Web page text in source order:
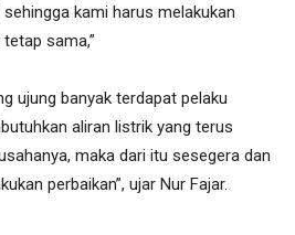
kami harus melakukan
sama,”
ujung banyak terdapat pelaku
aliran listrik yang terus
maka dari itu sesegera dan
perbaikan”, ujar Nur Fajar.